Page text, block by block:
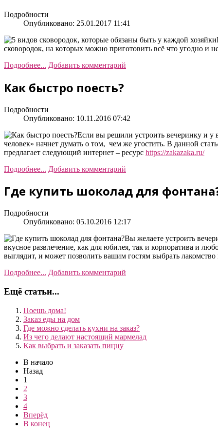
Подробности
Опубликовано: 25.01.2017 11:41
сковородок, на которых можно приготовить всё что угодно и
Подробнее... Добавить комментарий
Как быстро поесть?
Подробности
Опубликовано: 10.11.2016 07:42
Если вы решили устроить вечеринку и у
человек» начнет думать о том, чем же угостить. В данной
предлагает следующий интернет – ресурс https://zakazaka.ru/
Подробнее... Добавить комментарий
Где купить шоколад для
Подробности
Опубликовано: 05.10.2016 12:17
Вы желаете устроить
вкусное развлечение, как для юбилея, так и корпоратива и
выглядит, и может позволить вашим гостям выбрать
Подробнее... Добавить комментарий
Ещё статьи...
Поешь дома!
Заказ еды на дом
Где можно сделать кухни на заказ?
Из чего делают настоящий мармелад
Как выбрать и заказать пиццу
В начало
Назад
1
2
3
4
Вперёд
В конец